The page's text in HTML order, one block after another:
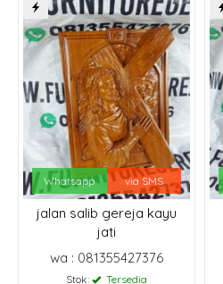
Whatsapp via SMS
jalan salib gereja kayu
jati
wa : 081355427376
Stok: Tersedia